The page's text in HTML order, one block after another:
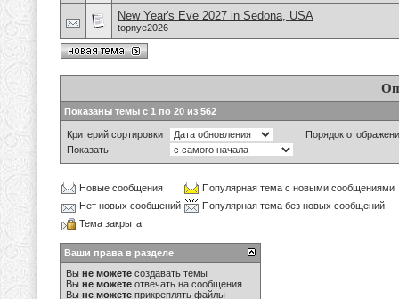
New Year's Eve 2027 in Sedona, USA
topnye2026
Показаны темы с 1 по 20 из 562
Критерий сортировки
Порядок
Показать
Новые сообщения
Популярная тема с новыми сообщениями
Нет новых сообщений
Популярная тема без новых сообщений
Тема закрыта
Ваши права в разделе
Вы не можете создавать темы
Вы не можете отвечать на сообщения
Вы не можете прикреплять файлы